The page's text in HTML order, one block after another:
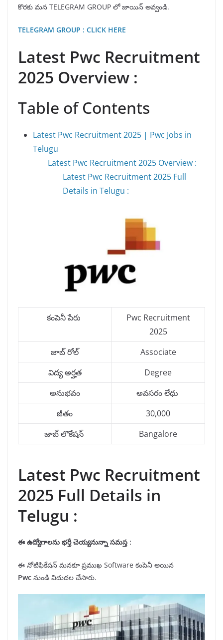
కొరకు మన TELEGRAM GROUP లో జాయిన్ అవ్వండి.
TELEGRAM GROUP : CLICK HERE
Latest Pwc Recruitment
2025 Overview :
Table of Contents
Latest Pwc Recruitment 2025 | Pwc Jobs in
Telugu
Latest Pwc Recruitment 2025 Overview :
Latest Pwc Recruitment 2025 Full
Details in Telugu :
కంపెనీ పేరు
Pwc Recruitment
2025
జాబ్ రోల్
Associate
విద్య అర్హత
Degree
అనుభవం
అవసరం లేధు
జీతం
30,000
జాబ్ లొకేషన్
Bangalore
Latest Pwc Recruitment
2025 Full Details in
Telugu :
ఈ ఉద్యోగాలను భర్తీచెయ్యనున్నా సమస్త :
ఈ నోటిఫికేషన్ మనకూ ప్రముఖ Software కంపెనీ అయిన
Pwc నుండి విదుదల చేసారు.